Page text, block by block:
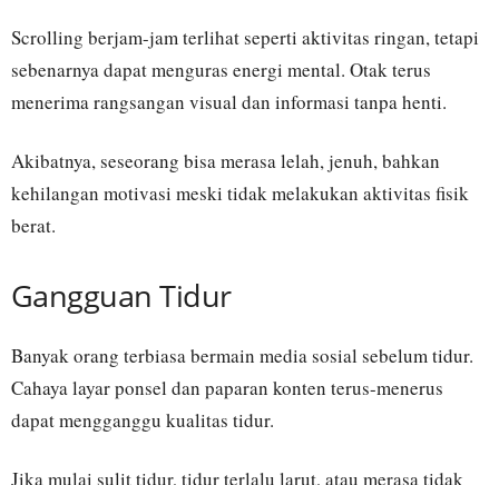
Scrolling berjam-jam terlihat seperti aktivitas ringan, tetapi
sebenarnya dapat menguras energi mental. Otak terus
menerima rangsangan visual dan informasi tanpa henti.
Akibatnya, seseorang bisa merasa lelah, jenuh, bahkan
kehilangan motivasi meski tidak melakukan aktivitas fisik
berat.
Gangguan Tidur
Banyak orang terbiasa bermain media sosial sebelum tidur.
Cahaya layar ponsel dan paparan konten terus-menerus
dapat mengganggu kualitas tidur.
Jika mulai sulit tidur, tidur terlalu larut, atau merasa tidak